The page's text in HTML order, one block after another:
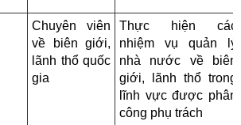
Chuyên viên
về biên giới,
lãnh thổ quốc
gia
Thực hiện các
nhiệm vụ quản lý
nhà nước về biên
giới, lãnh thổ trong
lĩnh vực được phân
công phụ trách